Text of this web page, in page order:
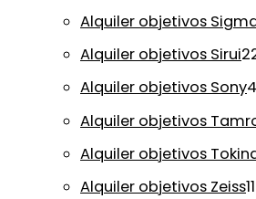
Alquiler objetivos
Alquiler objetivos Sirui2
Alquiler objetivos Sony
Alquiler objetivos
Alquiler objetivos
Alquiler objetivos Zeiss1